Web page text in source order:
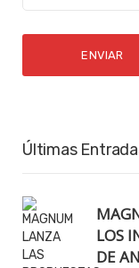
Últimas
LOS
DE